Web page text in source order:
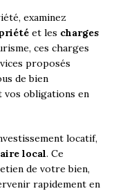
examinez
et les charges
ces charges
proposés
de bien
obligations en
locatif,
local. Ce
de votre bien,
rapidement en